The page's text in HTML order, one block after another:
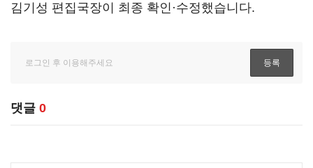
김기성 편집국장이 최종 확인·수정했습니다.
댓글 0